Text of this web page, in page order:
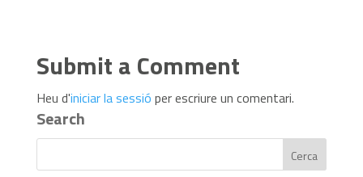
Submit a Comment
Heu d'iniciar la sessió per escriure un comentari.
Search